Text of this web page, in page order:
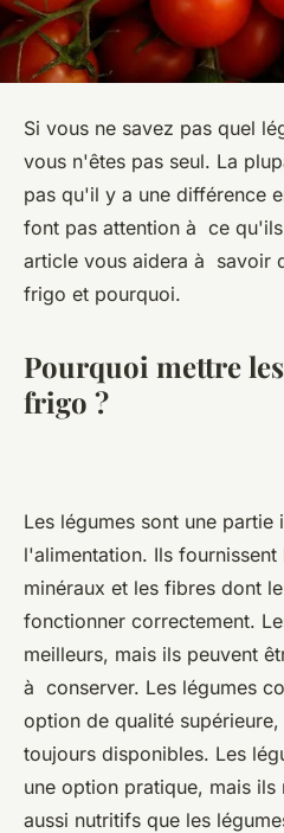
Si vous ne savez pas quel
vous n'êtes pas seul. La
pas qu'il y a une différence
font pas attention à ce
article vous aidera à savoir
frigo et pourquoi.
Pourquoi mettre
frigo ?
Les légumes sont une partie
l'alimentation. Ils fournissent
minéraux et les fibres dont
fonctionner correctement.
meilleurs, mais ils peuvent
à conserver. Les légumes
option de qualité
toujours disponibles. Les
une option pratique, mais ils
aussi nutritifs que les